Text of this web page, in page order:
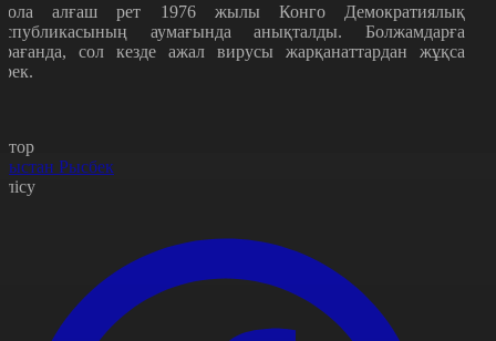
алғаш рет 1976 жылы Конго Демократиялық
аумағында анықталды. Болжамдарға
сол кезде ажал вирусы жарқанаттардан жұқса
Рысбек